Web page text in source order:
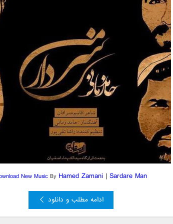
New MusicBy Hamed Zamani | Sardare Man
ادامه مطلب و دانلود